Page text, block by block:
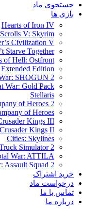
جستجوی ماد
بازی ها
Hearts of Iron IV
V: Skyrim
Civilization V
Starve Together
of Hell: Ostfront
Edition
SHOGUN 2
War: Gold Pack
Stellaris
of Heroes 2
of Heroes
Kings III
Crusader Kings II
Cities: Skylines
Simulator 2
War: ATTILA
Assault Squad 2
خرید اشتراک
درخواست ماد
تماس با ما
درباره ما